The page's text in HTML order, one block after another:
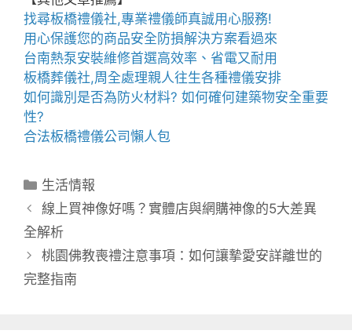
找尋板橋禮儀社,專業禮儀師真誠用心服務!
用心保護您的商品安全防損解決方案看過來
台南熱泵安裝維修首選高效率、省電又耐用
板橋葬儀社,周全處理親人往生各種禮儀安排
如何識別是否為防火材料? 如何確何建築物安全重要
性?
合法板橋禮儀公司懶人包
分
類
生活情報
線上買神像好嗎？實體店與網購神像的5大差異
全解析
桃園佛教喪禮注意事項：如何讓摯愛安詳離世的
完整指南